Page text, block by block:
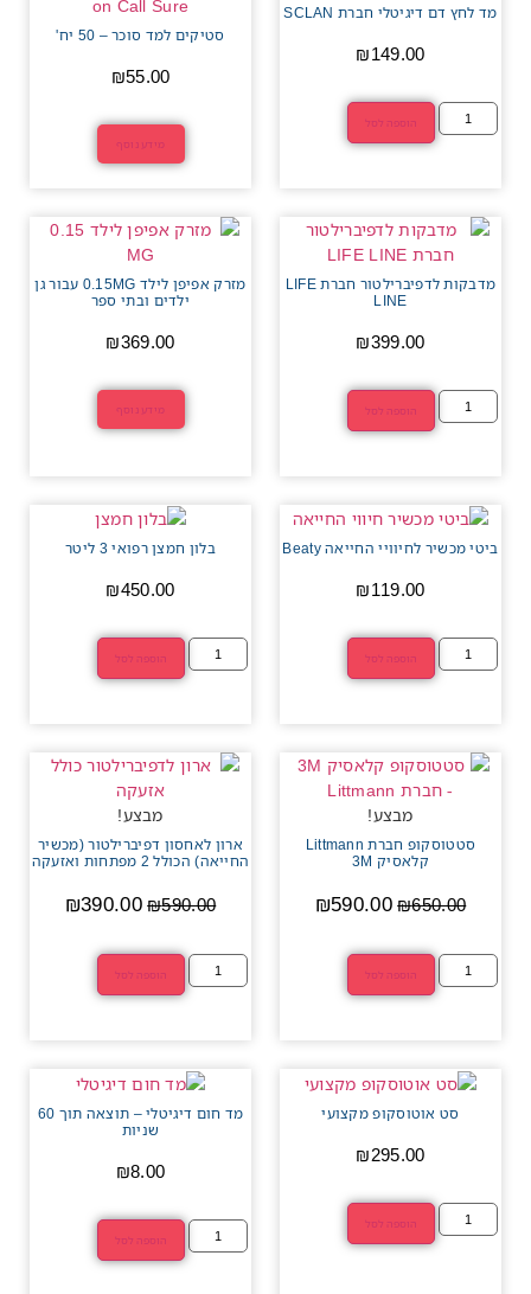
מד לחץ דם דיגיטלי חברת SCLAN
₪149.00
הוספה לסל
סטיקים למד סוכר – 50 יח'
₪55.00
מידע נוסף
מדבקות לדפיברילטור חברת LIFE
LINE
₪399.00
הוספה לסל
מזרק אפיפן לילד 0.15MG עבור גן
ילדים ובתי ספר
₪369.00
מידע נוסף
ביטי מכשיר לחיוויי החייאה Beaty
₪119.00
הוספה לסל
בלון חמצן רפואי 3 ליטר
₪450.00
הוספה לסל
מבצע!
סטטוסקופ חברת Littmann
קלאסיק 3M
₪650.00
₪590.00
הוספה לסל
מבצע!
ארון לאחסון דפיברילטור (מכשיר
החייאה) הכולל 2 מפתחות ואזעקה
₪590.00
₪390.00
הוספה לסל
סט אוטוסקופ מקצועי
₪295.00
הוספה לסל
מד חום דיגיטלי – תוצאה תוך 60
שניות
₪8.00
הוספה לסל